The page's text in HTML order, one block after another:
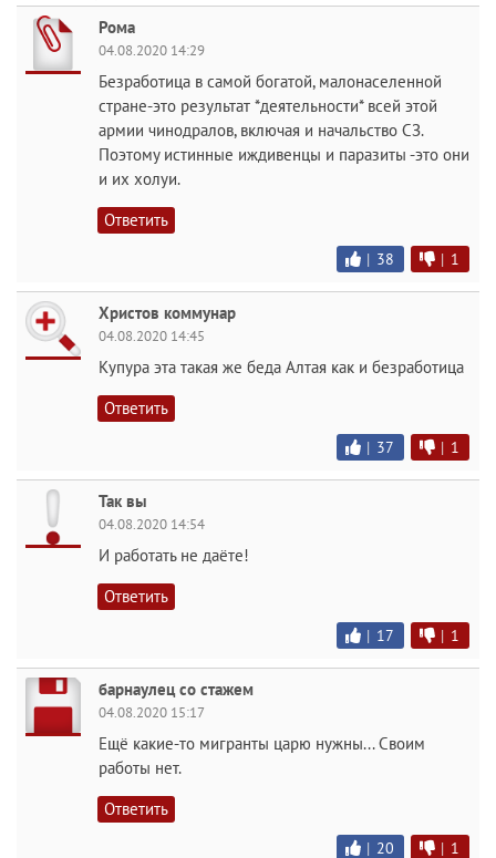
Рома
04.08.2020 14:29
Безработица в самой богатой, малонаселенной
стране-это результат *деятельности* всей этой
армии чинодралов, включая и начальство СЗ.
Поэтому истинные иждивенцы и паразиты -это они
и их холуи.
Ответить
| 38 | 1
Христов коммунар
04.08.2020 14:45
Купура эта такая же беда Алтая как и безработица
Ответить
| 37 | 1
Так вы
04.08.2020 14:54
И работать не даёте!
Ответить
| 17 | 1
барнаулец со стажем
04.08.2020 15:17
Ещё какие-то мигранты царю нужны... Своим
работы нет.
Ответить
| 20 | 1